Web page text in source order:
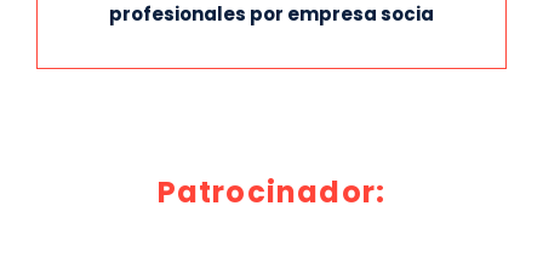
profesionales por empresa socia
Patrocinador: